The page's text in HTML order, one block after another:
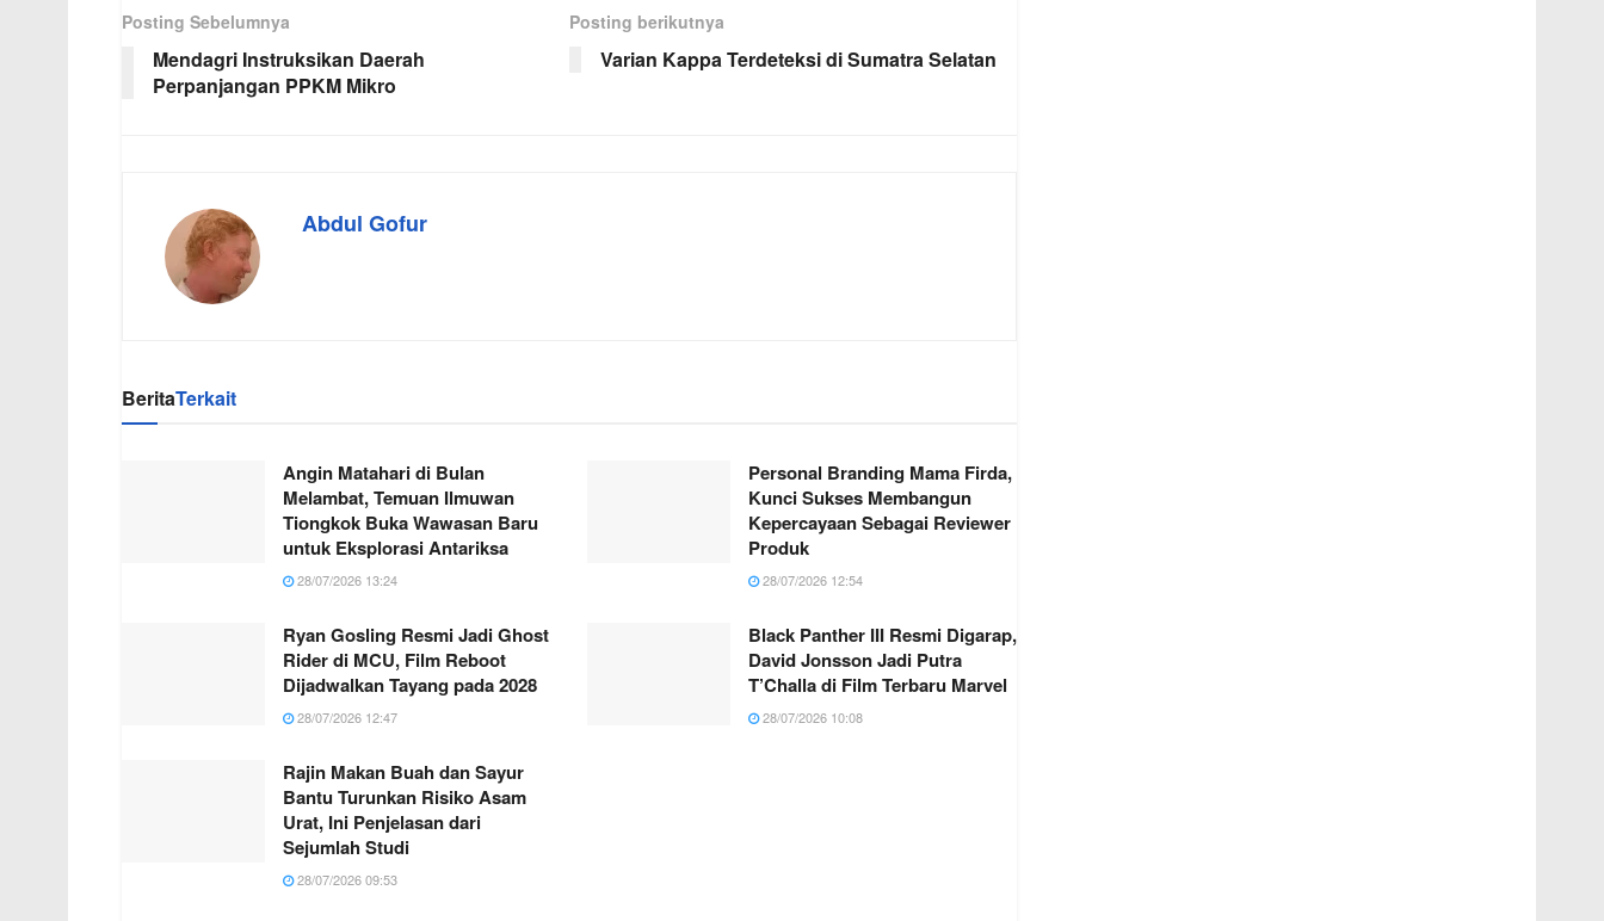
Posting Sebelumnya
Mendagri Instruksikan Daerah
Perpanjangan PPKM Mikro
Posting berikutnya
Varian Kappa Terdeteksi di Sumatra Selatan
Abdul Gofur
BeritaTerkait
Angin Matahari di Bulan
Melambat, Temuan Ilmuwan
Tiongkok Buka Wawasan Baru
untuk Eksplorasi Antariksa
28/07/2026 13:24
Personal Branding Mama Firda,
Kunci Sukses Membangun
Kepercayaan Sebagai Reviewer
Produk
28/07/2026 12:54
Ryan Gosling Resmi Jadi Ghost
Rider di MCU, Film Reboot
Dijadwalkan Tayang pada 2028
28/07/2026 12:47
Black Panther III Resmi Digarap,
David Jonsson Jadi Putra
T’Challa di Film Terbaru Marvel
28/07/2026 10:08
Rajin Makan Buah dan Sayur
Bantu Turunkan Risiko Asam
Urat, Ini Penjelasan dari
Sejumlah Studi
28/07/2026 09:53